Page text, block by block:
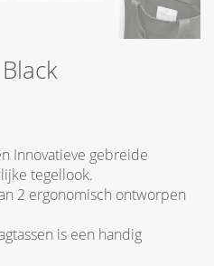
Innovatieve gebreide
tegellook.
2 ergonomisch ontworpen
is een handig